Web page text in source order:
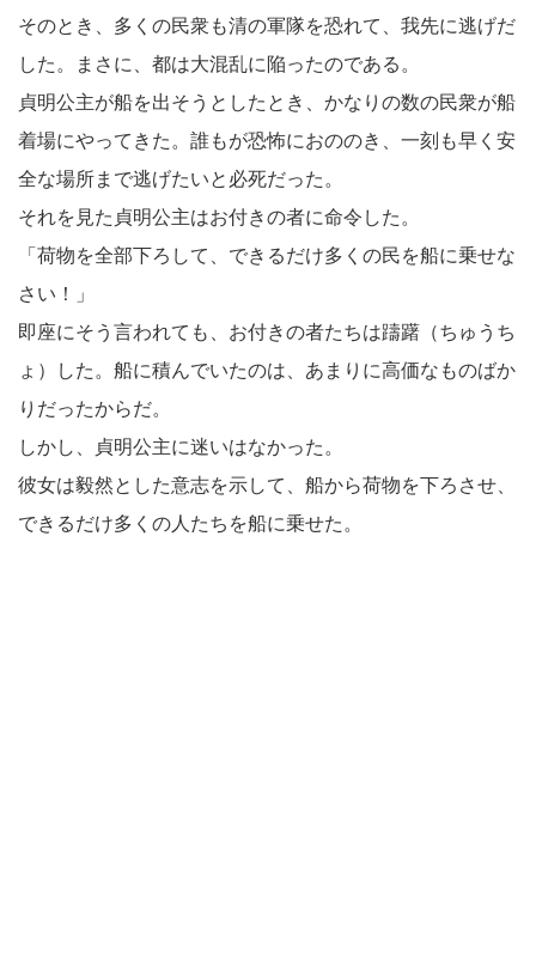
そのとき、多くの民衆も清の軍隊を恐れて、我先に逃げだ
した。まさに、都は大混乱に陥ったのである。
貞明公主が船を出そうとしたとき、かなりの数の民衆が船
着場にやってきた。誰もが恐怖におののき、一刻も早く安
全な場所まで逃げたいと必死だった。
それを見た貞明公主はお付きの者に命令した。
「荷物を全部下ろして、できるだけ多くの民を船に乗せな
さい！」
即座にそう言われても、お付きの者たちは躊躇（ちゅうち
ょ）した。船に積んでいたのは、あまりに高価なものばか
りだったからだ。
しかし、貞明公主に迷いはなかった。
彼女は毅然とした意志を示して、船から荷物を下ろさせ、
できるだけ多くの人たちを船に乗せた。